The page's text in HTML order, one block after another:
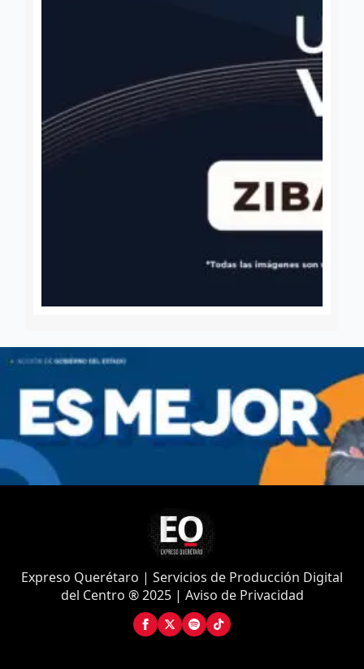
Expreso Querétaro | Servicios de Producción Digital
del Centro ® 2025 | Aviso de Privacidad